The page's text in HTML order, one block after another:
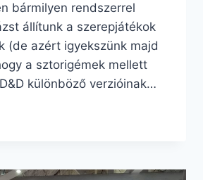
bármilyen rendszerrel
állítunk a szerepjátékok
(de azért igyekszünk majd
a sztorigémek mellett
különböző verzióinak…